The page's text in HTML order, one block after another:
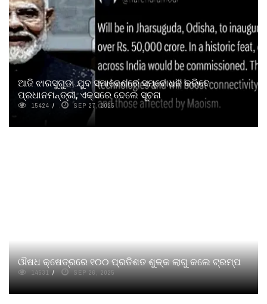
ଆଜି ଝାରସୁଗୁଡା ଯୁବ ସମାବେଶରେ ସମ୍ବୋଧନ କରିବେ
ପ୍ରଧାନମନ୍ତ୍ରୀ, ଏକ୍ସରେ ଦେଲେ ସୂଚନା
15424 SEP 27, 2025
ଔଷଧ କ୍ଷେତ୍ରରେ ୧୦୦ ପ୍ରତିଶତ ଶୁଳ୍କ ଲାଗୁ କଲେ ଟ୍ରମ୍ପ
14531 SEP 26, 2025